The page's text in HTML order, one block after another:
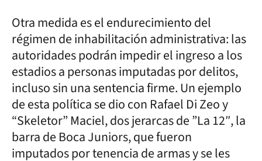
Otra medida es el endurecimiento del
régimen de inhabilitación administrativa: las
autoridades podrán impedir el ingreso a los
estadios a personas imputadas por delitos,
incluso sin una sentencia firme. Un ejemplo
de esta política se dio con Rafael Di Zeo y
“Skeletor” Maciel, dos jerarcas de ”La 12″, la
barra de Boca Juniors, que fueron
imputados por tenencia de armas y se les